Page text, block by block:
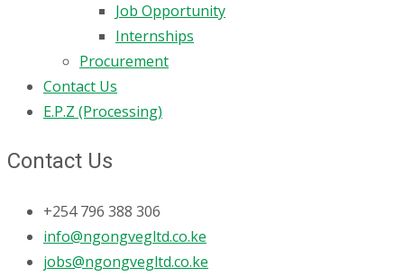
Job Opportunity
Internships
Procurement
Contact Us
E.P.Z (Processing)
Contact Us
+254 796 388 306
info@ngongvegltd.co.ke
jobs@ngongvegltd.co.ke